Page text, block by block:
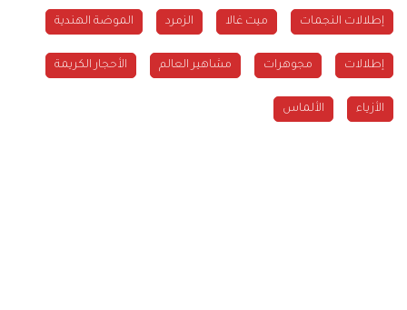
إطلالات النجمات ميت غالا الزمرد الموضة الهندية
إطلالات مجوهرات مشاهير العالم الأحجار الكريمة
الأزياء الألماس